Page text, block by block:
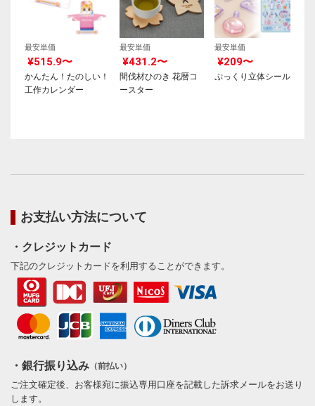
最安単価
¥515.9〜
かんたん！たのしい！
工作カレンダー
最安単価
¥431.2〜
間伐材ひのき 花暦コ
ースター
最安単価
¥209〜
ぷっくり立体シール
お支払い方法について
・クレジットカード
下記のクレジットカードを利用することができます。
・銀行振り込み （前払い）
ご注文確定後、お客様宛に振込専用口座を記載した訴求メールをお送り
します。